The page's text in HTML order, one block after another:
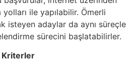
ile yapılabilir. Ömerli
isteyen adaylar da aynı süreçle
sürecini başlatabilirler.
Kriterler